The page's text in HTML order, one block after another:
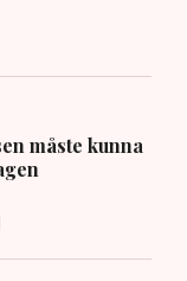
måste kunna